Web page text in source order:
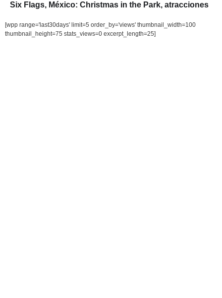
Six Flags, México: Christmas in the Park, atracciones
[wpp range='last30days' limit=5 order_by='views' thumbnail_width=100
thumbnail_height=75 stats_views=0 excerpt_length=25]